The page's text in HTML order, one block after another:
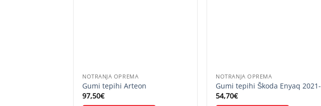
NOTRANJA OPREMA
Gumi tepihi Arteon
97,50€
NOTRANJA OPREMA
Gumi tepihi Škoda Enyaq 2021-
54,70€